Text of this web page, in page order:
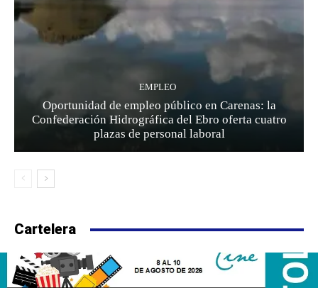
EMPLEO
Oportunidad de empleo público en Carenas: la
Confederación Hidrográfica del Ebro oferta cuatro
plazas de personal laboral
Cartelera